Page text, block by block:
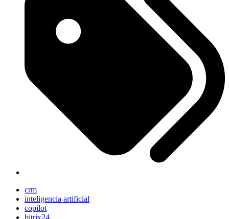
crm
inteligencia artificial
copilot
bitrix24